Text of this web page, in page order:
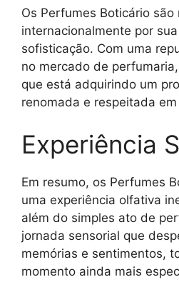
Os Perfumes Boticário são
internacionalmente por
sofisticação. Com uma
no mercado de
que está adquirindo um
renomada e respeitada
Experiência
Em resumo, os Perfumes
uma experiência olfativa
além do simples ato de
jornada sensorial que
memórias e sentimentos,
momento ainda mais